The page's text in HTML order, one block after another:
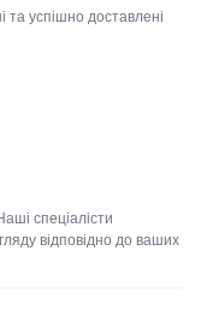
успішно доставлені
спеціалісти
відповідно до ваших